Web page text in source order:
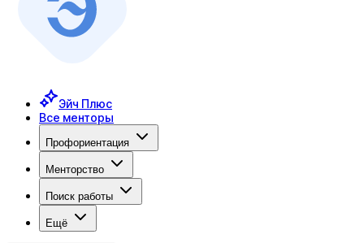
Эйч Плюс
Все менторы
Профориентация
Менторство
Поиск работы
Ещё